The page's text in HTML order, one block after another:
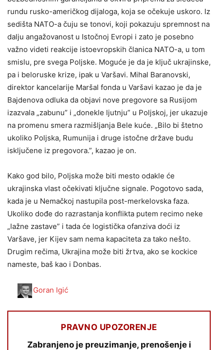
rundu rusko-američkog dijaloga, koja se očekuje uskoro. Iz
sedišta NATO-a čuju se tonovi, koji pokazuju spremnost na
dalju angažovanost u Istočnoj Evropi i zato je posebno
važno videti reakcije istoevropskih članica NATO-a, u tom
smislu, pre svega Poljske. Moguće je da je ključ ukrajinske,
pa i beloruske krize, ipak u Varšavi. Mihal Baranovski,
direktor kancelarije Maršal fonda u Varšavi kazao je da je
Bajdenova odluka da objavi nove pregovore sa Rusijom
izazvala „zabunu” i „donekle ljutnju” u Poljskoj, jer ukazuje
na promenu smera razmišljanja Bele kuće. „Bilo bi štetno
ukoliko Poljska, Rumunija i druge istočne države budu
isključene iz pregovora.”, kazao je on.
Kako god bilo, Poljska može biti mesto odakle će
ukrajinska vlast očekivati ključne signale. Pogotovo sada,
kada je u Nemačkoj nastupila post-merkelovska faza.
Ukoliko dođe do razrastanja konflikta putem recimo neke
„lažne zastave” i tada će logistička ofanziva doći iz
Varšave, jer Kijev sam nema kapaciteta za tako nešto.
Drugim rečima, Ukrajina može biti žrtva, ako se kockice
nameste, baš kao i Donbas.
Goran Igić
PRAVNO UPOZORENJE
Zabranjeno je preuzimanje, prenošenje i